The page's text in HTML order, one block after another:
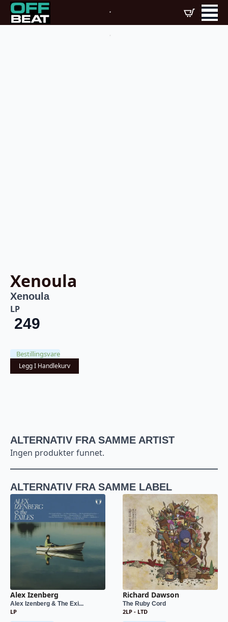
Xenoula
Xenoula
LP
249
Bestillingsvare
Legg I Handlekurv
ALTERNATIV FRA SAMME ARTIST
Ingen produkter funnet.
ALTERNATIV FRA SAMME LABEL
Alex Izenberg
Alex Izenberg & The Exi...
LP
Richard Dawson
The Ruby Cord
2LP - LTD